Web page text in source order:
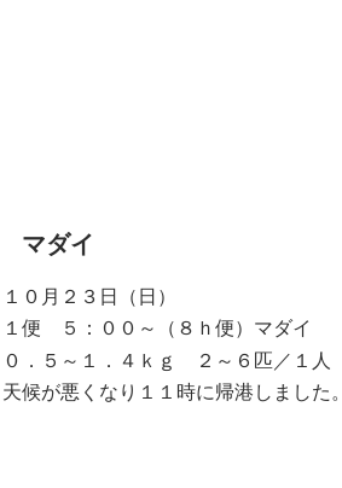
マダイ
１０月２３日（日）
１便 ５：００～（８ｈ便）マダイ
０．５～１．４ｋｇ ２～６匹／１人
天候が悪くなり１１時に帰港しました。